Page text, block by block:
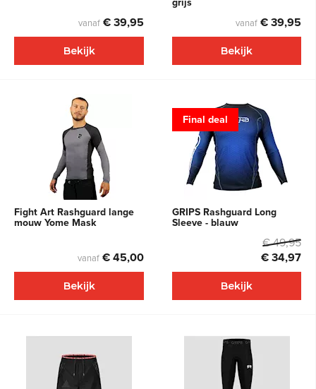
vanaf € 39,95
Bekijk
vanaf € 39,95
Bekijk
Fight Art Rashguard lange
mouw Yome Mask
vanaf € 45,00
Bekijk
Final deal
GRIPS Rashguard Long
Sleeve - blauw
€ 49,95
€ 34,97
Bekijk